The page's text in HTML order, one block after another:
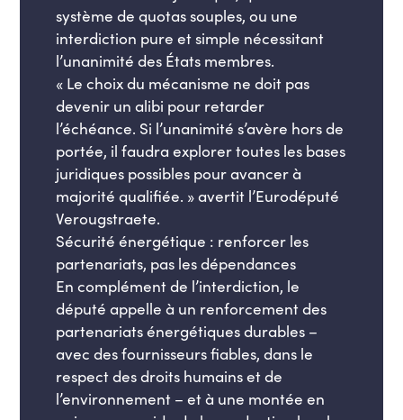
système de quotas souples, ou une
interdiction pure et simple nécessitant
l’unanimité des États membres.
« Le choix du mécanisme ne doit pas
devenir un alibi pour retarder
l’échéance. Si l’unanimité s’avère hors de
portée, il faudra explorer toutes les bases
juridiques possibles pour avancer à
majorité qualifiée. » avertit l’Eurodéputé
Verougstraete.
Sécurité énergétique : renforcer les
partenariats, pas les dépendances
En complément de l’interdiction, le
député appelle à un renforcement des
partenariats énergétiques durables –
avec des fournisseurs fiables, dans le
respect des droits humains et de
l’environnement – et à une montée en